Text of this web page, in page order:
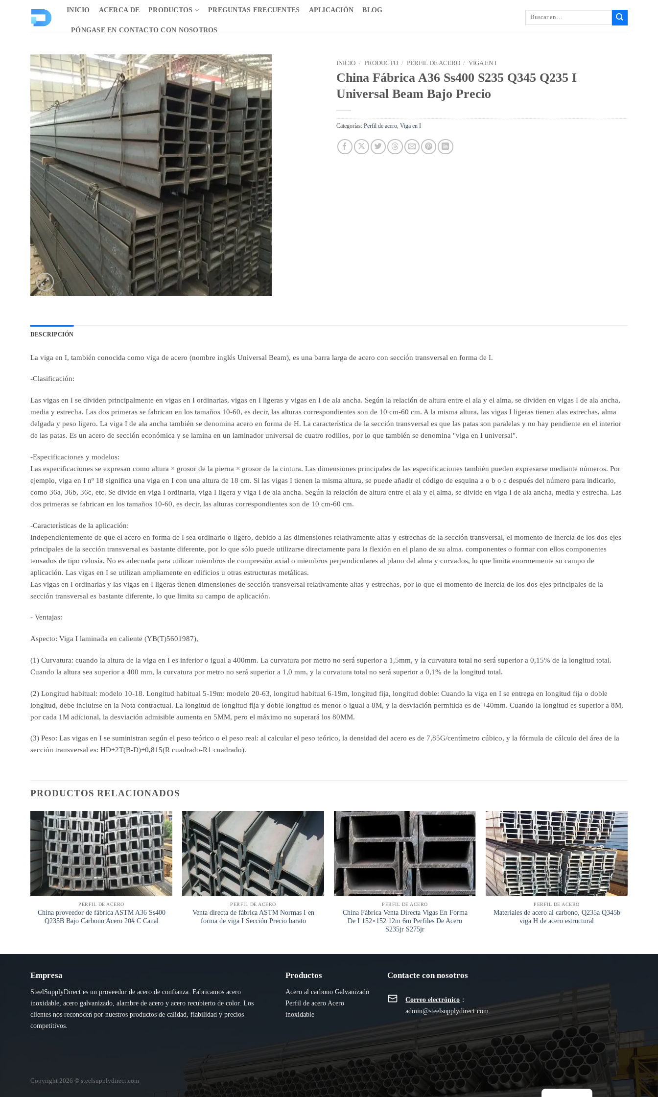
INICIO ACERCA DE PRODUCTOS PREGUNTAS FRECUENTES APLICACIÓN BLOG
PÓNGASE EN CONTACTO CON NOSOTROS
Buscar:
INICIO / PRODUCTO / PERFIL DE ACERO / VIGA EN I
China Fábrica A36 Ss400 S235 Q345 Q235 I
Universal Beam Bajo Precio
Categorías: Perfil de acero, Viga en I
DESCRIPCIÓN
La viga en I, también conocida como viga de acero (nombre inglés Universal Beam), es una barra larga de acero con sección transversal en forma de I.
-Clasificación:
Las vigas en I se dividen principalmente en vigas en I ordinarias, vigas en I ligeras y vigas en I de ala ancha. Según la relación de altura entre el ala y el alma, se dividen en vigas I de ala ancha,
media y estrecha. Las dos primeras se fabrican en los tamaños 10-60, es decir, las alturas correspondientes son de 10 cm-60 cm. A la misma altura, las vigas I ligeras tienen alas estrechas, alma
delgada y peso ligero. La viga I de ala ancha también se denomina acero en forma de H. La característica de la sección transversal es que las patas son paralelas y no hay pendiente en el interior
de las patas. Es un acero de sección económica y se lamina en un laminador universal de cuatro rodillos, por lo que también se denomina "viga en I universal".
-Especificaciones y modelos:
Las especificaciones se expresan como altura × grosor de la pierna × grosor de la cintura. Las dimensiones principales de las especificaciones también pueden expresarse mediante números. Por
ejemplo, viga en I nº 18 significa una viga en I con una altura de 18 cm. Si las vigas I tienen la misma altura, se puede añadir el código de esquina a o b o c después del número para indicarlo,
como 36a, 36b, 36c, etc. Se divide en viga I ordinaria, viga I ligera y viga I de ala ancha. Según la relación de altura entre el ala y el alma, se divide en viga I de ala ancha, media y estrecha. Las
dos primeras se fabrican en los tamaños 10-60, es decir, las alturas correspondientes son de 10 cm-60 cm.
-Características de la aplicación:
Independientemente de que el acero en forma de I sea ordinario o ligero, debido a las dimensiones relativamente altas y estrechas de la sección transversal, el momento de inercia de los dos ejes
principales de la sección transversal es bastante diferente, por lo que sólo puede utilizarse directamente para la flexión en el plano de su alma. componentes o formar con ellos componentes
tensados de tipo celosía. No es adecuada para utilizar miembros de compresión axial o miembros perpendiculares al plano del alma y curvados, lo que limita enormemente su campo de
aplicación. Las vigas en I se utilizan ampliamente en edificios u otras estructuras metálicas.
Las vigas en I ordinarias y las vigas en I ligeras tienen dimensiones de sección transversal relativamente altas y estrechas, por lo que el momento de inercia de los dos ejes principales de la
sección transversal es bastante diferente, lo que limita su campo de aplicación.
- Ventajas:
Aspecto: Viga I laminada en caliente (YB(T)5601987),
(1) Curvatura: cuando la altura de la viga en I es inferior o igual a 400mm. La curvatura por metro no será superior a 1,5mm, y la curvatura total no será superior a 0,15% de la longitud total.
Cuando la altura sea superior a 400 mm, la curvatura por metro no será superior a 1,0 mm, y la curvatura total no será superior a 0,1% de la longitud total.
(2) Longitud habitual: modelo 10-18. Longitud habitual 5-19m: modelo 20-63, longitud habitual 6-19m, longitud fija, longitud doble: Cuando la viga en I se entrega en longitud fija o doble
longitud, debe incluirse en la Nota contractual. La longitud de longitud fija y doble longitud es menor o igual a 8M, y la desviación permitida es de +40mm. Cuando la longitud es superior a 8M,
por cada 1M adicional, la desviación admisible aumenta en 5MM, pero el máximo no superará los 80MM.
(3) Peso: Las vigas en I se suministran según el peso teórico o el peso real: al calcular el peso teórico, la densidad del acero es de 7,85G/centímetro cúbico, y la fórmula de cálculo del área de la
sección transversal es: HD+2T(B-D)+0,815(R cuadrado-R1 cuadrado).
PRODUCTOS RELACIONADOS
PERFIL DE ACERO
China proveedor de fábrica ASTM A36 Ss400
Q235B Bajo Carbono Acero 20# C Canal
PERFIL DE ACERO
Venta directa de fábrica ASTM Normas I en
forma de viga I Sección Precio barato
PERFIL DE ACERO
China Fábrica Venta Directa Vigas En Forma
De I 152×152 12m 6m Perfiles De Acero
S235jr S275jr
PERFIL DE ACERO
Materiales de acero al carbono, Q235a Q345b
viga H de acero estructural
Empresa
SteelSupplyDirect es un proveedor de acero de confianza. Fabricamos acero
inoxidable, acero galvanizado, alambre de acero y acero recubierto de color. Los
clientes nos reconocen por nuestros productos de calidad, fiabilidad y precios
competitivos.
Productos
Acero al carbono Galvanizado
Perfil de acero Acero
inoxidable
Contacte con nosotros
Correo electrónico ：
admin@steelsupplydirect.com
Copyright 2026 © steelsupplydirect.com